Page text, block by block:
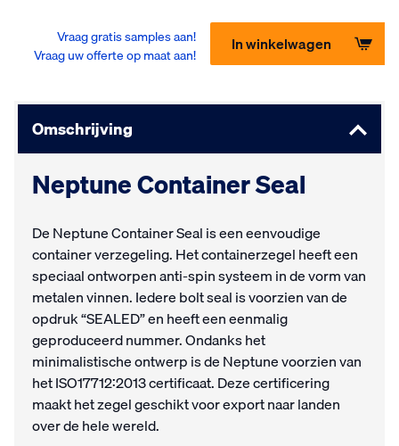
In winkelwagen
Vraag gratis samples aan!
Vraag uw offerte op maat aan!
Omschrijving
Neptune Container Seal
De Neptune Container Seal is een eenvoudige
container verzegeling. Het containerzegel heeft een
speciaal ontworpen anti-spin systeem in de vorm van
metalen vinnen. Iedere bolt seal is voorzien van de
opdruk “SEALED” en heeft een eenmalig
geproduceerd nummer. Ondanks het
minimalistische ontwerp is de Neptune voorzien van
het ISO17712:2013 certificaat. Deze certificering
maakt het zegel geschikt voor export naar landen
over de hele wereld.